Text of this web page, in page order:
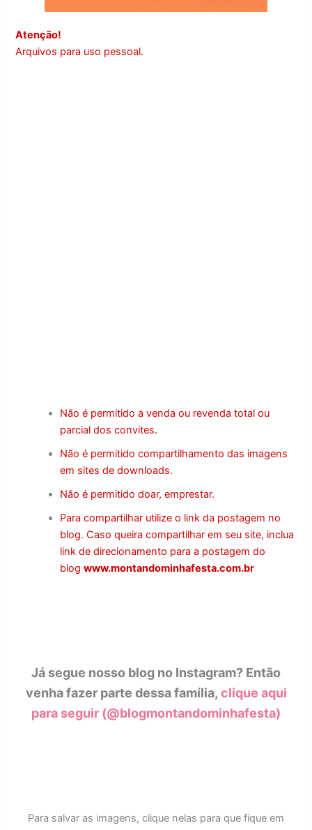
Atenção!
Arquivos para uso pessoal.
Não é permitido a venda ou revenda total ou
parcial dos convites.
Não é permitido compartilhamento das imagens
em sites de downloads.
Não é permitido doar, emprestar.
Para compartilhar utilize o link da postagem no
blog. Caso queira compartilhar em seu site, inclua
link de direcionamento para a postagem do
blogwww.montandominhafesta.com.br
Já segue nosso blog no Instagram? Então
venha fazer parte dessa família, clique aqui
para seguir (@blogmontandominhafesta)
Para salvar as imagens, clique nelas para que fique em